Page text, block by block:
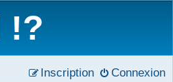
!?
Connexion
Inscription